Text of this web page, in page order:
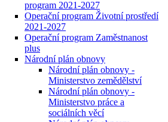
program 2021-2027
Operační program Životní prostředí
2021-2027
Operační program Zaměstnanost
plus
Národní plán obnovy
Národní plán obnovy -
Ministerstvo zemědělství
Národní plán obnovy -
Ministerstvo práce a
sociálních věcí